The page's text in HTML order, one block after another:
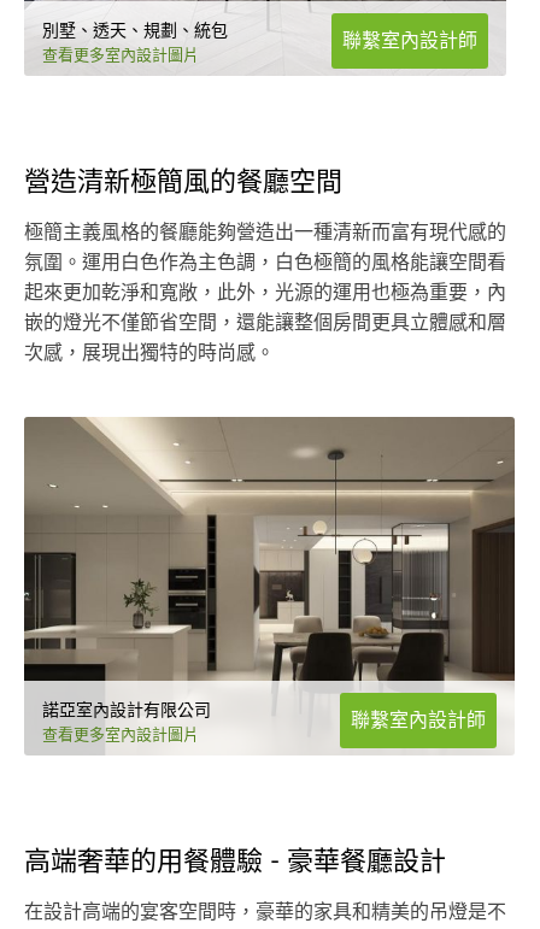
別墅、透天、規劃、統包
查看更多室內設計圖片
聯繫室內設計師
營造清新極簡風的餐廳空間
極簡主義風格的餐廳能夠營造出一種清新而富有現代感的
氛圍。運用白色作為主色調，白色極簡的風格能讓空間看
起來更加乾淨和寬敞，此外，光源的運用也極為重要，內
嵌的燈光不僅節省空間，還能讓整個房間更具立體感和層
次感，展現出獨特的時尚感。
諾亞室內設計有限公司
查看更多室內設計圖片
聯繫室內設計師
高端奢華的用餐體驗 - 豪華餐廳設計
在設計高端的宴客空間時，豪華的家具和精美的吊燈是不